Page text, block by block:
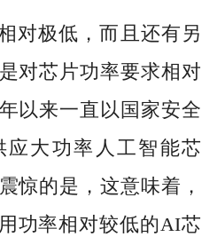
对极低，而且还有另
对芯片功率要求相对
以来一直以国家安全
应大功率人工智能芯
惊的是，这意味着，
功率相对较低的AI芯